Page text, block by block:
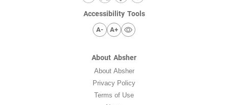
Accessibility Tools
A- A+
About Absher
About Absher
Privacy Policy
Terms of Use